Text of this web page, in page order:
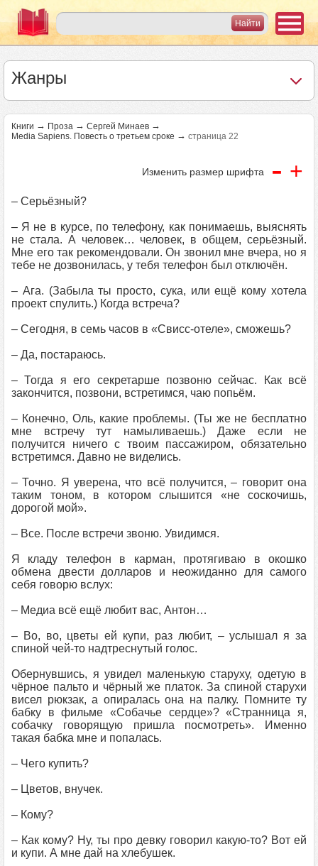
Жанры
Книги → Проза → Сергей Минаев →
Media Sapiens. Повесть о третьем сроке → страница 22
Изменить размер шрифта - +
– Серьёзный?
– Я не в курсе, по телефону, как понимаешь, выяснять
не стала. А человек… человек, в общем, серьёзный.
Мне его так рекомендовали. Он звонил мне вчера, но я
тебе не дозвонилась, у тебя телефон был отключён.
– Ага. (Забыла ты просто, сука, или ещё кому хотела
проект спулить.) Когда встреча?
– Сегодня, в семь часов в «Свисс-отеле», сможешь?
– Да, постараюсь.
– Тогда я его секретарше позвоню сейчас. Как всё
закончится, позвони, встретимся, чаю попьём.
– Конечно, Оль, какие проблемы. (Ты же не бесплатно
мне встречу тут намыливаешь.) Даже если не
получится ничего с твоим пассажиром, обязательно
встретимся. Давно не виделись.
– Точно. Я уверена, что всё получится, – говорит она
таким тоном, в котором слышится «не соскочишь,
дорогой мой».
– Все. После встречи звоню. Увидимся.
Я кладу телефон в карман, протягиваю в окошко
обмена двести долларов и неожиданно для самого
себя говорю вслух:
– Медиа всё ещё любит вас, Антон…
– Во, во, цветы ей купи, раз любит, – услышал я за
спиной чей-то надтреснутый голос.
Обернувшись, я увидел маленькую старуху, одетую в
чёрное пальто и чёрный же платок. За спиной старухи
висел рюкзак, а опиралась она на палку. Помните ту
бабку в фильме «Собачье сердце»? «Странница я,
собачку говорящую пришла посмотреть». Именно
такая бабка мне и попалась.
– Чего купить?
– Цветов, внучек.
– Кому?
– Как кому? Ну, ты про девку говорил какую-то? Вот ей
и купи. А мне дай на хлебушек.